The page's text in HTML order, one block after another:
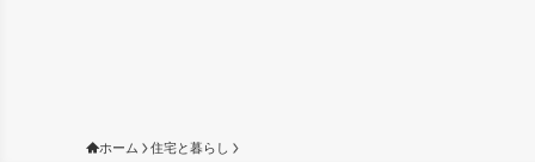
ホーム 住宅と暮らし